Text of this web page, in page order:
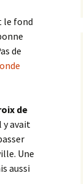
><
le fond
de
de
y avait
Une
aussi